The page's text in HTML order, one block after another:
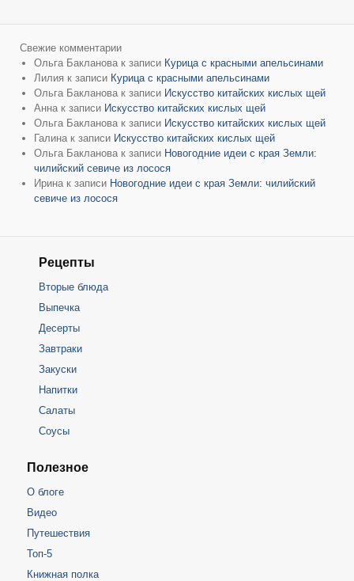
Свежие комментарии
Ольга Бакланова к записи Курица с красными апельсинами
Лилия к записи Курица с красными апельсинами
Ольга Бакланова к записи Искусство китайских кислых щей
Анна к записи Искусство китайских кислых щей
Ольга Бакланова к записи Искусство китайских кислых щей
Галина к записи Искусство китайских кислых щей
Ольга Бакланова к записи Новогодние идеи с края Земли:
чилийский севиче из лосося
Ирина к записи Новогодние идеи с края Земли: чилийский
севиче из лосося
Рецепты
Вторые блюда
Выпечка
Десерты
Завтраки
Закуски
Напитки
Салаты
Соусы
Полезное
О блоге
Видео
Путешествия
Топ-5
Книжная полка